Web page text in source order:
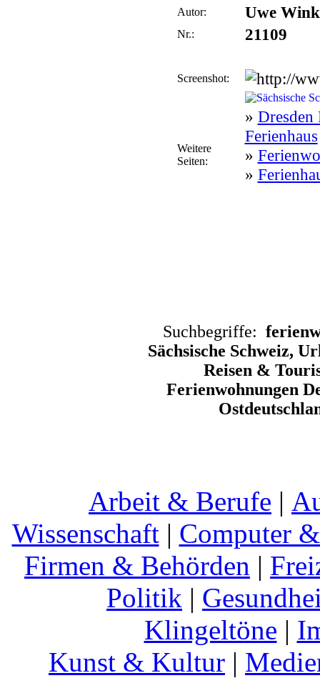
Autor: Uwe
Nr.: 21109
Screenshot:
Weitere
Seiten:
» Dresden
Ferienhaus
»
»
Suchbegriffe:
Sächsische Schweiz,
Reisen &
Ferienwohnungen
Arbeit & Berufe |
Wissenschaft| Computer
Firmen & Behörden |
Politik |
Klingeltöne |
Kunst & Kultur |